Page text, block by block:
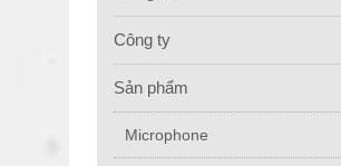
Công ty
Sản phẩm
Microphone